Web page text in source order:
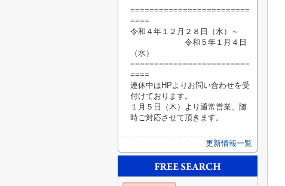
=========================
====
令和４年１２月２８日（水）～
令和５年１月４日
（水）
=========================
====
連休中はHPよりお問い合わせを受
付けております。
１月５日（木）より通常営業、随
時ご対応させて頂きます。
更新情報一覧